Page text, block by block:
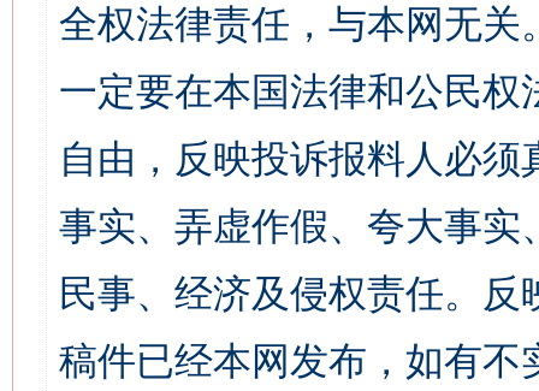
全权法律责任，与本网无
一定要在本国法律和公民
自由，反映投诉报料人必
事实、弄虚作假、夸大事
民事、经济及侵权责任。
稿件已经本网发布，如有